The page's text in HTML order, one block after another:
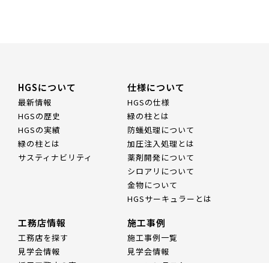
HGSについて
最新情報
HGSの歴史
HGSの実績
緑の柱とは
サスティナビリティ
仕様について
HGSの仕様
緑の柱とは
防蟻処理について
加圧注入処理とは
薬剤開発について
シロアリについて
金物について
HGSサーキュラーとは
工務店情報
工務店を探す
見学会情報
施工事例
施工事例一覧
見学会情報